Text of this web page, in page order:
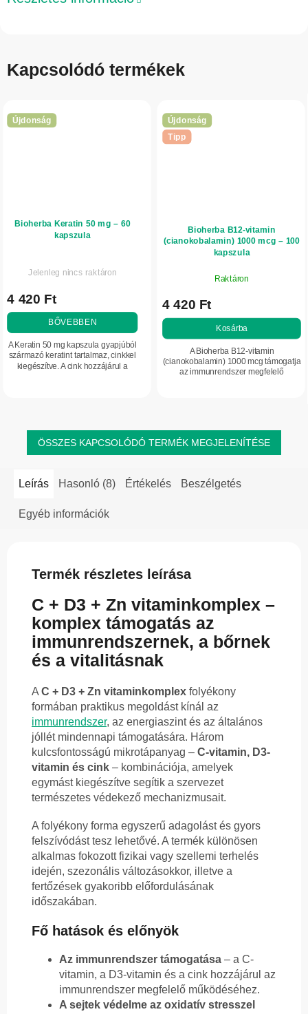
Kapcsolódó termékek
Újdonság
Bioherba Keratin 50 mg – 60
kapszula
Jelenleg nincs raktáron
4 420 Ft
BŐVEBBEN
A Keratin 50 mg kapszula gyapjúból
származó keratint tartalmaz, cinkkel
kiegészítve. A cink hozzájárul a
Újdonság
Tipp
Bioherba B12-vitamin
(cianokobalamin) 1000 mcg – 100
kapszula
Raktáron
4 420 Ft
Kosárba
A Bioherba B12-vitamin
(cianokobalamin) 1000 mcg támogatja
az immunrendszer megfelelő
ÖSSZES KAPCSOLÓDÓ TERMÉK MEGJELENÍTÉSE
Leírás Hasonló (8) Értékelés Beszélgetés
Egyéb információk
Termék részletes leírása
C + D3 + Zn vitaminkomplex –
komplex támogatás az
immunrendszernek, a bőrnek
és a vitalitásnak
A C + D3 + Zn vitaminkomplex folyékony
formában praktikus megoldást kínál az
immunrendszer, az energiaszint és az általános
jóllét mindennapi támogatására. Három
kulcsfontosságú mikrotápanyag – C-vitamin, D3-
vitamin és cink – kombinációja, amelyek
egymást kiegészítve segítik a szervezet
természetes védekező mechanizmusait.
A folyékony forma egyszerű adagolást és gyors
felszívódást tesz lehetővé. A termék különösen
alkalmas fokozott fizikai vagy szellemi terhelés
idején, szezonális változásokkor, illetve a
fertőzések gyakoribb előfordulásának
időszakában.
Fő hatások és előnyök
Az immunrendszer támogatása – a C-
vitamin, a D3-vitamin és a cink hozzájárul az
immunrendszer megfelelő működéséhez.
A sejtek védelme az oxidatív stresszel